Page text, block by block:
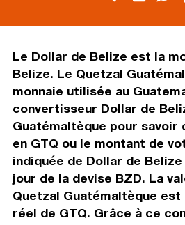
Le Dollar de Belize est la
Belize. Le Quetzal
monnaie utilisée au
convertisseur Dollar de
Guatémaltèque pour savoir
en GTQ ou le montant de
indiquée de Dollar de
jour de la devise BZD. La
Quetzal Guatémaltèque est
réel de GTQ. Grâce à ce